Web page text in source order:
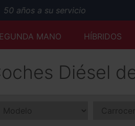
años a su servicio
MANO HÍBRIDOS
Diésel